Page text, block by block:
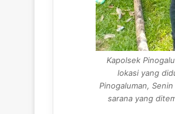
Kapolsek
lokasi yang
Pinogaluman,
sarana yang